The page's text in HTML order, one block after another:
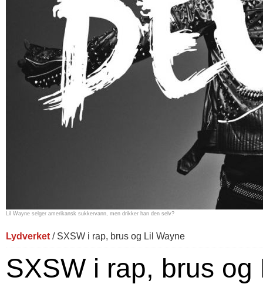
Lil Wayne selger amerikansk sukkervann, men drikker han den selv?
Lydverket / SXSW i rap, brus og Lil Wayne
SXSW i rap, brus og